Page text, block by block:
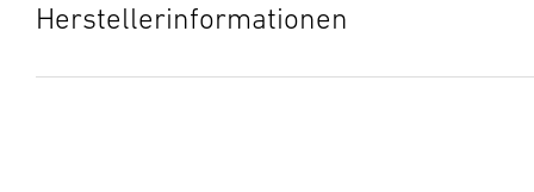
Herstellerinformationen